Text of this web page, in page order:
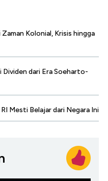
Zaman Kolonial, Krisis hingga
Dividen dari Era Soeharto-
Mesti Belajar dari Negara Ini